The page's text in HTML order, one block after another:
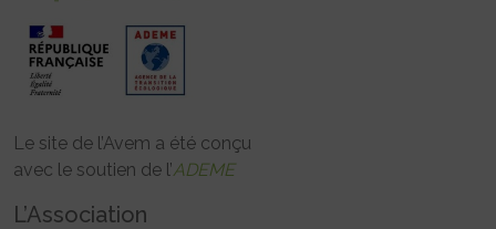
Le site de l’Avem a été conçu
avec le soutien de l’ADEME
L’Association